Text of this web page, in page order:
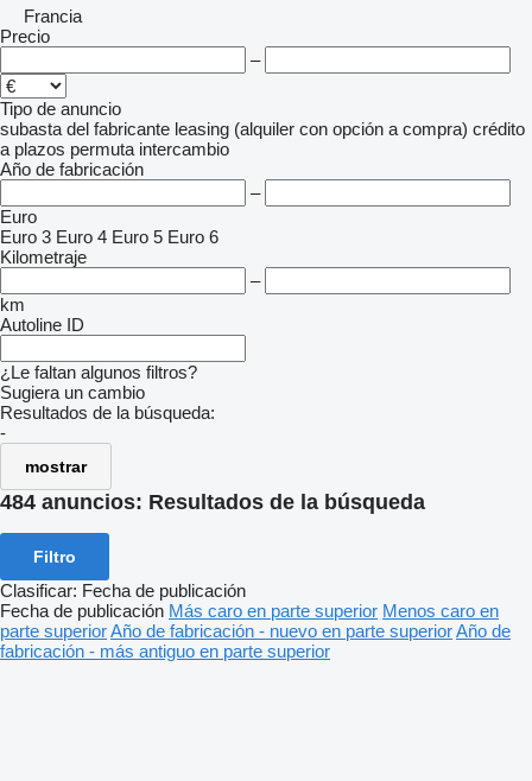
Francia
Precio
–
Tipo de anuncio
subasta del fabricante leasing (alquiler con opción a compra) crédito
a plazos permuta intercambio
Año de fabricación
–
Euro
Euro 3 Euro 4 Euro 5 Euro 6
Kilometraje
–
km
Autoline ID
¿Le faltan algunos filtros?
Sugiera un cambio
Resultados de la búsqueda:
-
mostrar
484 anuncios: Resultados de la búsqueda
Filtro
Clasificar: Fecha de publicación
Fecha de publicación Más caro en parte superior Menos caro en
parte superiorAño de fabricación - nuevo en parte superiorAño de
fabricación - más antiguo en parte superior